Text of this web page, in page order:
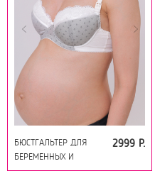
БЮСТГАЛЬТЕР ДЛЯ
БЕРЕМЕННЫХ И
КОРМЯЩИХ 18884
2999 Р.